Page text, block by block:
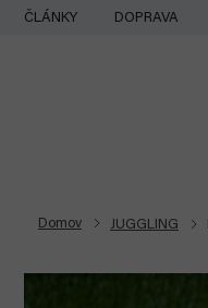
Prejsť
ČLÁNKY DOPRAVA
Domov JUGGLING